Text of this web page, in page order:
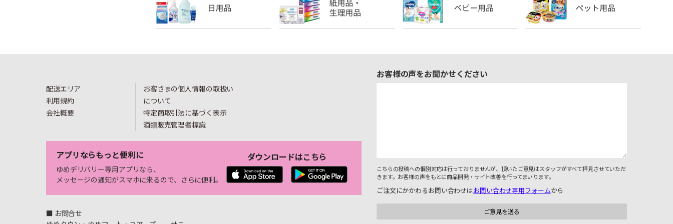
配送エリア
利用規約
会社概要
お客さまの個人情報の取扱い
について
特定商取引法に基づく表示
酒類販売管理者標識
アプリならもっと便利に
ゆめデリバリー専用アプリなら、
メッセージの通知がスマホに来るので、さらに便利。
ダウンロードはこちら
■ お問合せ
お客様の声をお聞かせください
こちらの投稿への個別対応は行っておりませんが、頂いたご意見はスタッフがすべて拝見させていただ
きます。お客様の声をもとに商品開発・サイト改善を行ってまいります。
ご注文にかかわるお問い合わせはお問い合わせ専用フォームから